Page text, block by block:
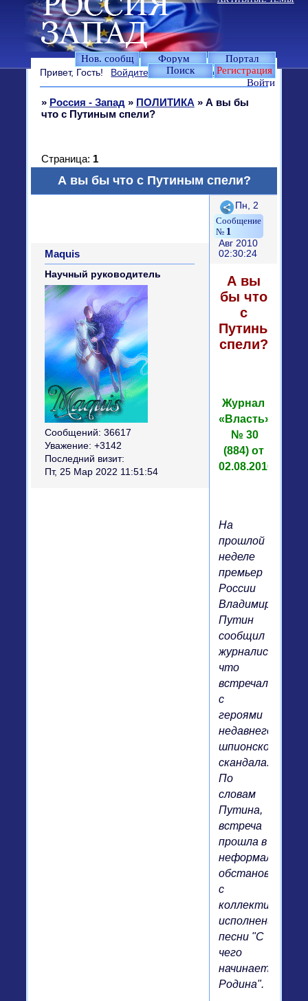
Нов. сообщ Форум
Портал
Поиск
Регистрация
Войти
Привет, Гость! Войдите илизарегистрируйтесь.
» Россия - Запад » ПОЛИТИКА » А вы бы
что с Путиным спели?
А вы бы что с Путиным спели?
Страница: 1
Поделиться
1
Пн, 2
Авг 2010
02:30:24
Maquis
Научный руководитель
Сообщений: 36617
Уважение: +3142
Последний визит:
Пт, 25 Мар 2022 11:51:54
А вы
бы что
с
Путиным
спели?
Журнал
«Власть»
№ 30
(884) от
02.08.2010
На
прошлой
неделе
премьер
России
Владимир
Путин
сообщил
журналистам,
что
встречался
с
героями
недавнего
шпионского
скандала.
По
словам
Путина,
встреча
прошла в
неформальной
обстановке,
с
коллективным
исполнением
песни "С
чего
начинается
Родина".